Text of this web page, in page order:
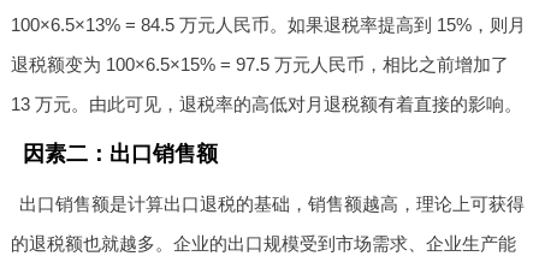
100×6.5×13% = 84.5 万元人民币。如果退税率提高到 15%，则月
退税额变为 100×6.5×15% = 97.5 万元人民币，相比之前增加了
13 万元。由此可见，退税率的高低对月退税额有着直接的影响。
因素二：出口销售额
出口销售额是计算出口退税的基础，销售额越高，理论上可获得
的退税额也就越多。企业的出口规模受到市场需求、企业生产能